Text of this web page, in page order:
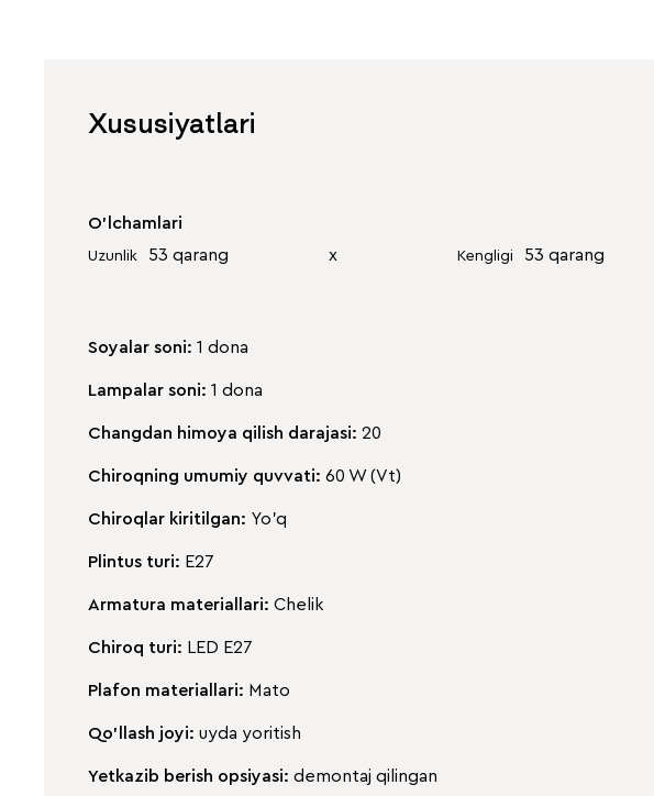
Xususiyatlari
O'lchamlari
Uzunlik 53 qarang х Kengligi 53 qarang
Soyalar soni: 1 dona
Lampalar soni: 1 dona
Changdan himoya qilish darajasi: 20
Chiroqning umumiy quvvati: 60 W (Vt)
Chiroqlar kiritilgan: Yo'q
Plintus turi: E27
Armatura materiallari: Chelik
Chiroq turi: LED E27
Plafon materiallari: Mato
Qo'llash joyi: uyda yoritish
Yetkazib berish opsiyasi: demontaj qilingan